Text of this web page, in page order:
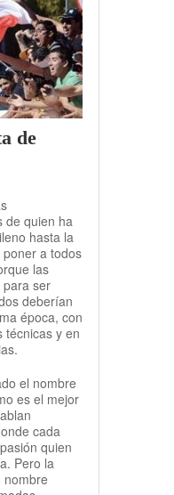
de
de quien ha
hasta la
a todos
las
para ser
deberían
época, con
técnicas y en
el nombre
es el mejor
cada
quien
Pero la
nombre